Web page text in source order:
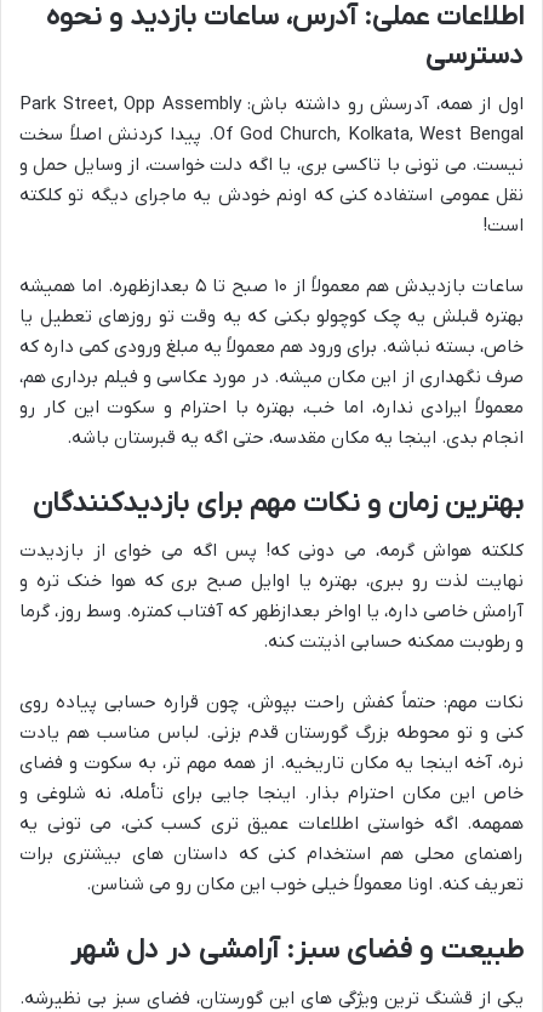
اطلاعات عملی: آدرس، ساعات بازدید و نحوه
دسترسی
اول از همه، آدرسش رو داشته باش: Park Street, Opp Assembly
Of God Church, Kolkata, West Bengal. پیدا کردنش اصلاً سخت
نیست. می تونی با تاکسی بری، یا اگه دلت خواست، از وسایل حمل و
نقل عمومی استفاده کنی که اونم خودش یه ماجرای دیگه تو کلکته
است!
ساعات بازدیدش هم معمولاً از ۱۰ صبح تا ۵ بعدازظهره. اما همیشه
بهتره قبلش یه چک کوچولو بکنی که یه وقت تو روزهای تعطیل یا
خاص، بسته نباشه. برای ورود هم معمولاً یه مبلغ ورودی کمی داره که
صرف نگهداری از این مکان میشه. در مورد عکاسی و فیلم برداری هم،
معمولاً ایرادی نداره، اما خب، بهتره با احترام و سکوت این کار رو
انجام بدی. اینجا یه مکان مقدسه، حتی اگه یه قبرستان باشه.
بهترین زمان و نکات مهم برای بازدیدکنندگان
کلکته هواش گرمه، می دونی که! پس اگه می خوای از بازدیدت
نهایت لذت رو ببری، بهتره یا اوایل صبح بری که هوا خنک تره و
آرامش خاصی داره، یا اواخر بعدازظهر که آفتاب کمتره. وسط روز، گرما
و رطوبت ممکنه حسابی اذیتت کنه.
نکات مهم: حتماً کفش راحت بپوش، چون قراره حسابی پیاده روی
کنی و تو محوطه بزرگ گورستان قدم بزنی. لباس مناسب هم یادت
نره، آخه اینجا یه مکان تاریخیه. از همه مهم تر، به سکوت و فضای
خاص این مکان احترام بذار. اینجا جایی برای تأمله، نه شلوغی و
همهمه. اگه خواستی اطلاعات عمیق تری کسب کنی، می تونی یه
راهنمای محلی هم استخدام کنی که داستان های بیشتری برات
تعریف کنه. اونا معمولاً خیلی خوب این مکان رو می شناسن.
طبیعت و فضای سبز: آرامشی در دل شهر
یکی از قشنگ ترین ویژگی های این گورستان، فضای سبز بی نظیرشه.